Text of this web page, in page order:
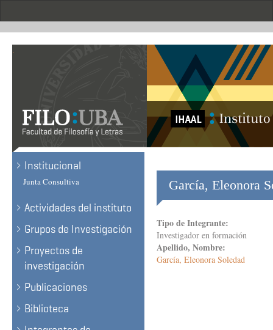
.
Institucional
Junta Consultiva
Actividades del instituto
Grupos de Investigación
Proyectos de
investigación
Publicaciones
Biblioteca
García, Eleonora
Tipo de Integrante:
Investigador en formación
Apellido, Nombre:
García, Eleonora Soledad